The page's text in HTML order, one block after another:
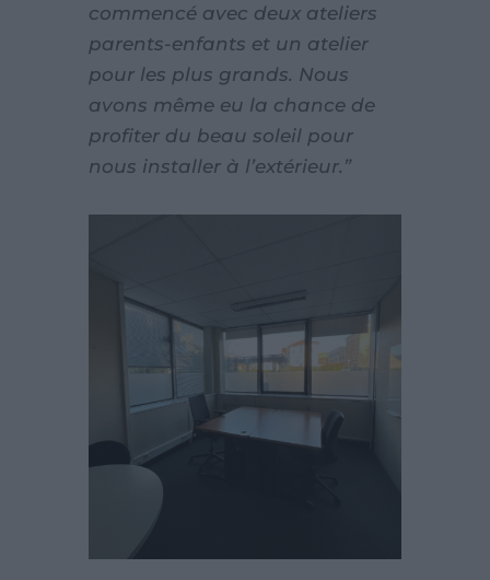
commencé avec deux ateliers
parents-enfants et un atelier
pour les plus grands. Nous
avons même eu la chance de
profiter du beau soleil pour
nous installer à l’extérieur.”